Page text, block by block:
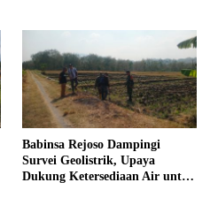
Babinsa Rejoso Dampingi
Survei Geolistrik, Upaya
Dukung Ketersediaan Air untuk